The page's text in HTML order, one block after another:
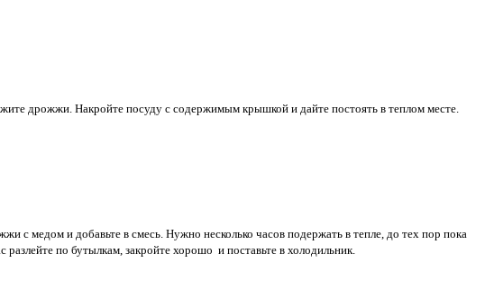
дрожжи. Накройте посуду с содержимым крышкой и дайте постоять в теплом месте.
с медом и добавьте в смесь. Нужно несколько часов подержать в тепле, до тех пор пока
по бутылкам, закройте хорошо и поставьте в холодильник.